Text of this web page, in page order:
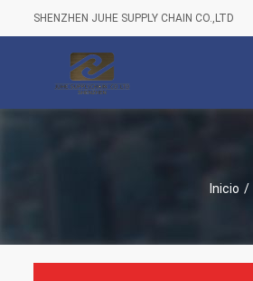
SHENZHEN JUHE SUPPLY CHAIN CO.,LTD
Inicio /